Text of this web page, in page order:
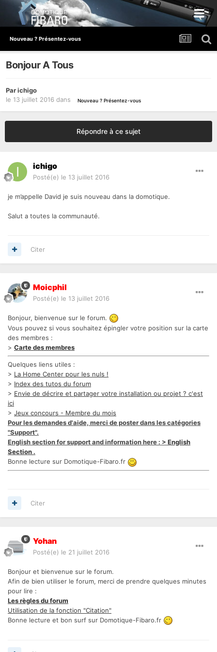
Nouveau ? Présentez-vous
Bonjour A Tous
Parichigo
le 13 juillet 2016 dans Nouveau ? Présentez-vous
Répondre à ce sujet
ichigo
Posté(e) le 13 juillet 2016
je m’appelle David je suis nouveau dans la domotique.
Salut a toutes la communauté.
Citer
Moicphil
Posté(e) le 13 juillet 2016
Bonjour, bienvenue sur le forum.
Vous pouvez si vous souhaitez épingler votre position sur la carte
des membres :
> Carte des membres
Quelques liens utiles :
> La Home Center pour les nuls !
> Index des tutos du forum
> Envie de décrire et partager votre installation ou projet ? c'est
ici
> Jeux concours - Membre du mois
Pour les demandes d'aide, merci de poster dans les catégories
"Support".
English section for support and information here : > English
Section .
Bonne lecture sur Domotique-Fibaro.fr
Citer
Yohan
Posté(e) le 21 juillet 2016
Bonjour et bienvenue sur le forum.
Afin de bien utiliser le forum, merci de prendre quelques minutes
pour lire :
Les règles du forum
Utilisation de la fonction "Citation"
Bonne lecture et bon surf sur Domotique-Fibaro.fr